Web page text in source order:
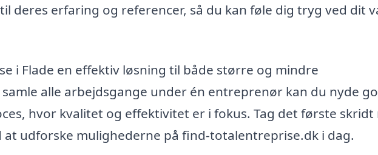
deres erfaring og referencer, så du kan føle dig tryg ved dit
i Flade en effektiv løsning til både større og mindre
alle arbejdsgange under én entreprenør kan du nyde
hvor kvalitet og effektivitet er i fokus. Tag det første skridt
udforske mulighederne på find-totalentreprise.dk i dag.